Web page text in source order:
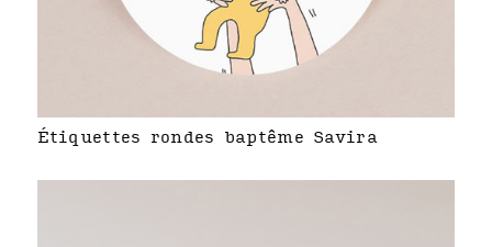
Étiquettes rondes baptême Savira